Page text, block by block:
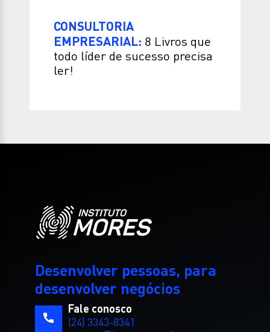
CONSULTORIA
EMPRESARIAL: 8 Livros que
todo líder de sucesso precisa
ler!
Desenvolver pessoas, para
desenvolver negócios
Fale conosco
(24) 3343-8341